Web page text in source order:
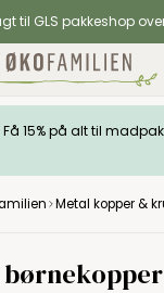
til GLS pakkeshop
Få 15% på alt til
Metal kopper &